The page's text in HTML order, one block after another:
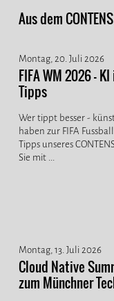
Aus dem
Montag, 20. Juli 2026
FIFA WM 2026 -
Tipps
Wer tippt besser -
haben zur FIFA
Tipps unseres
Sie mit ...
Montag, 13. Juli 2026
Cloud Native
zum Münchner